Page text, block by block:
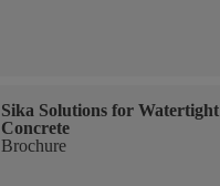
Sika Solutions for Watertight
Concrete
Brochure